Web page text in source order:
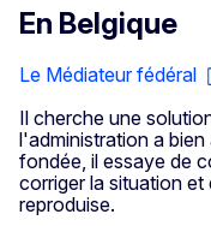
En Belgique
Le Médiateur fédéral
Il cherche une
l'administration a
fondée, il essaye de
corriger la situation
reproduise.